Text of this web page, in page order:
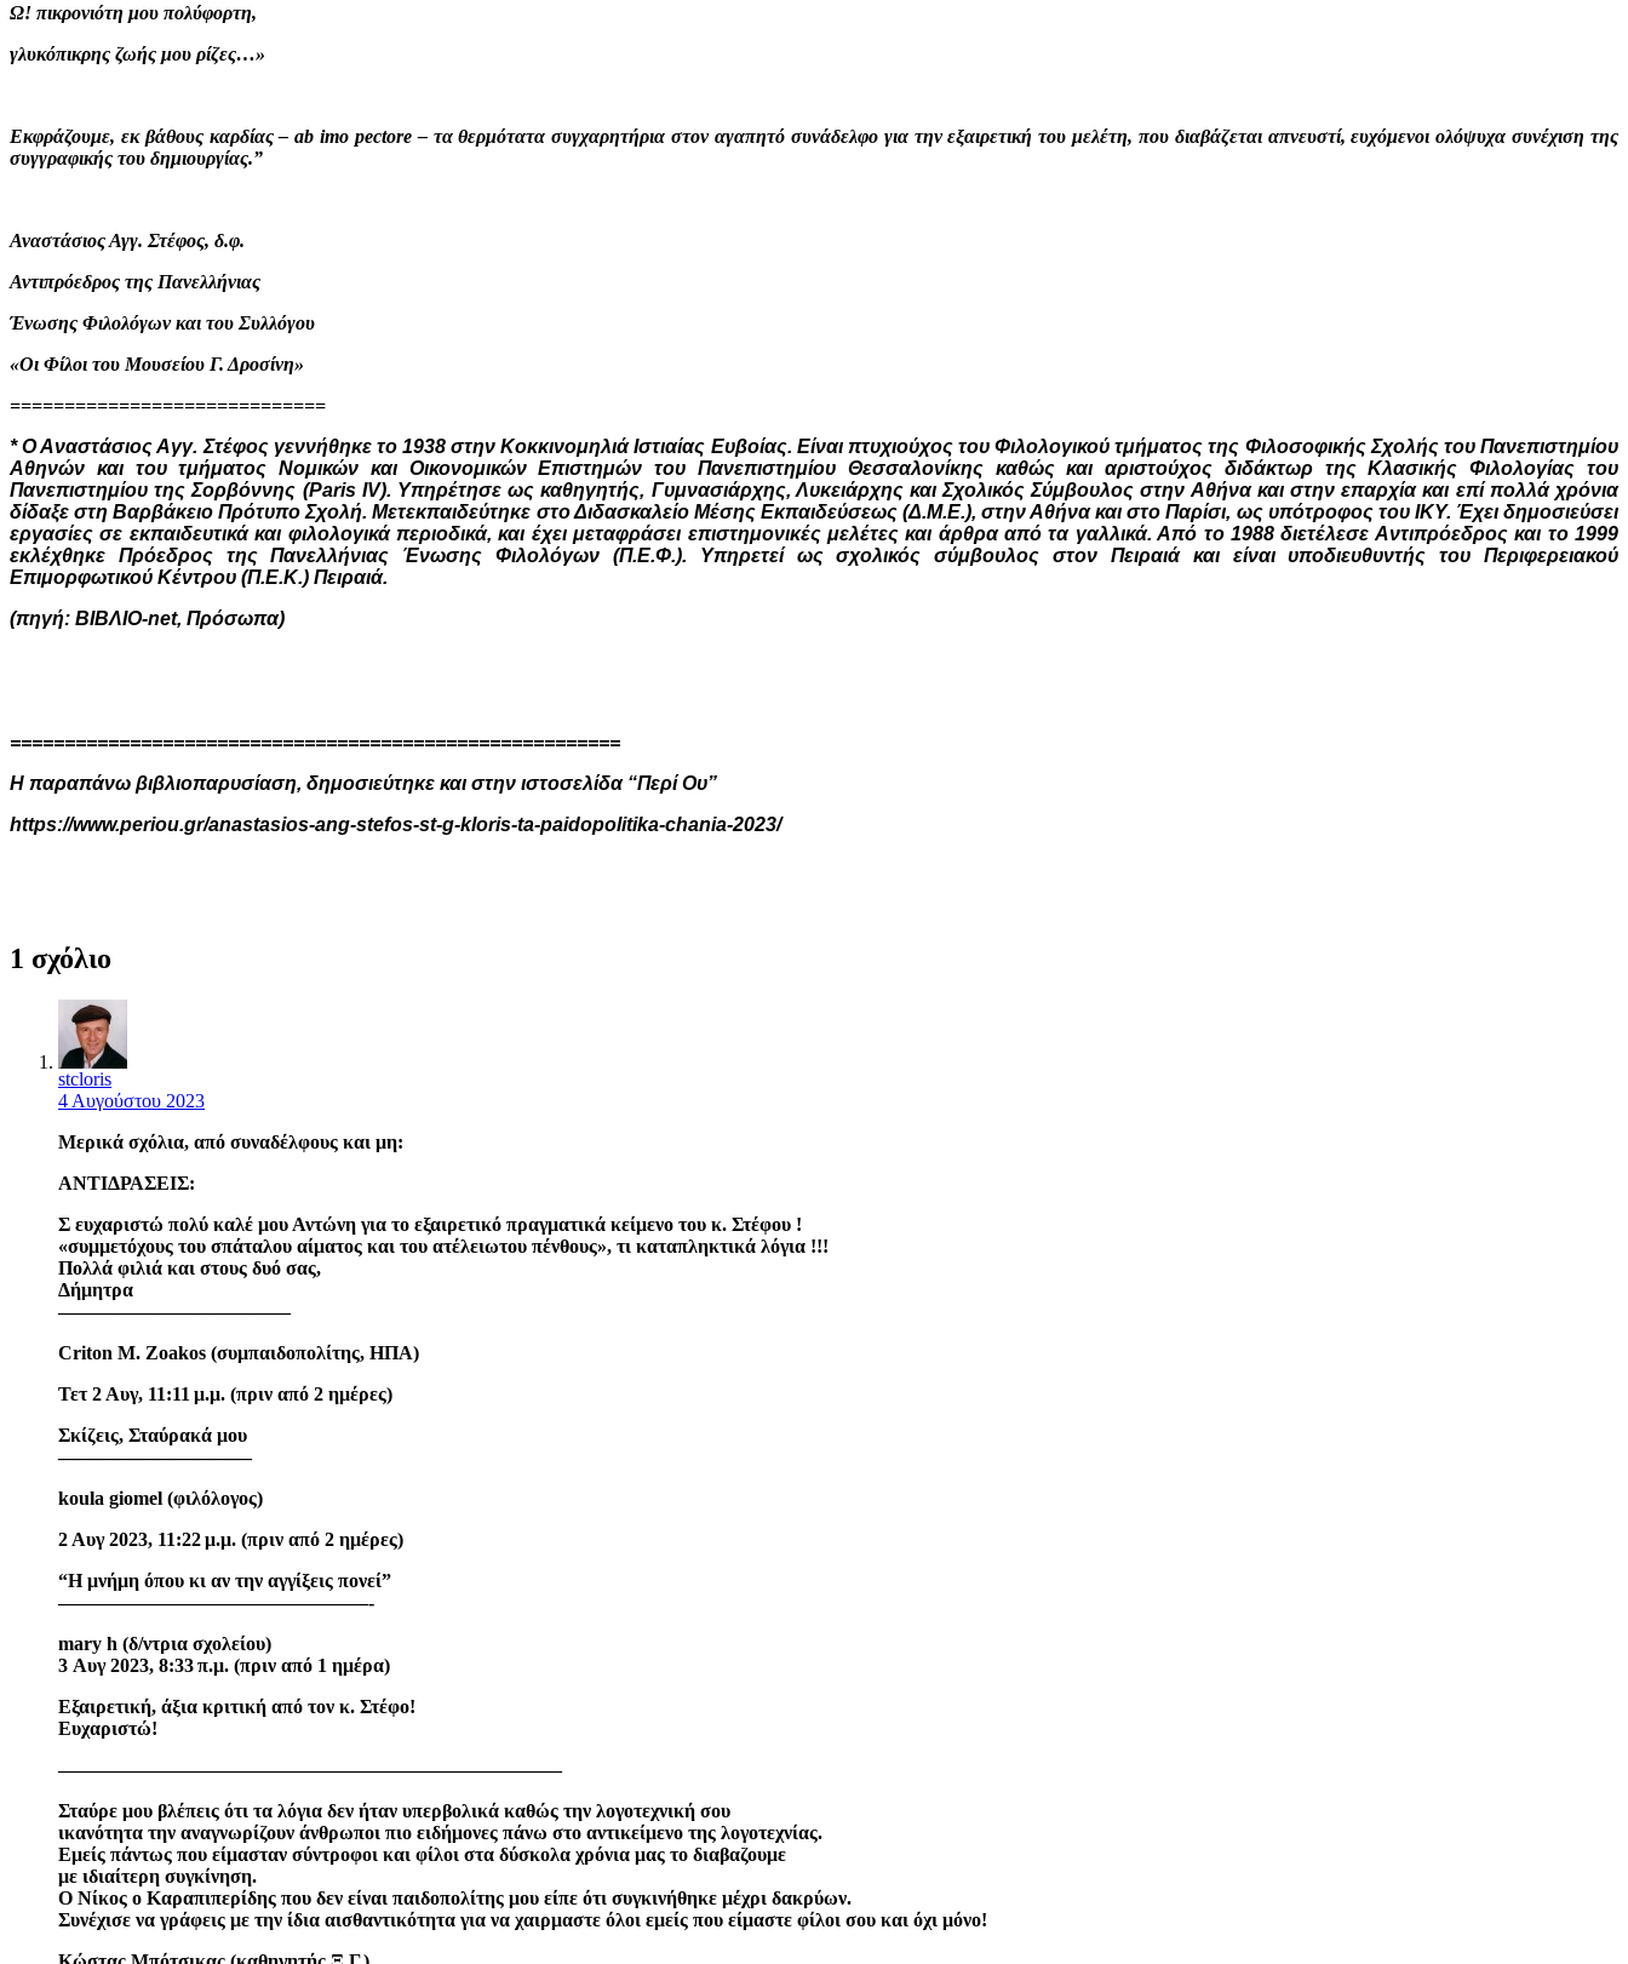
Ω! πικρονιότη μου πολύφορτη,
γλυκόπικρης ζωής μου ρίζες…»
Εκφράζουμε, εκ βάθους καρδίας – ab imo pectore – τα θερμότατα συγχαρητήρια στον αγαπητό συνάδελφο για την εξαιρετική του μελέτη, που διαβάζεται απνευστί, ευχόμενοι ολόψυχα συνέχιση της
συγγραφικής του δημιουργίας.”
Αναστάσιος Αγγ. Στέφος, δ.φ.
Αντιπρόεδρος της Πανελλήνιας
Ένωσης Φιλολόγων και του Συλλόγου
«Οι Φίλοι του Μουσείου Γ. Δροσίνη»
=============================
* Ο Αναστάσιος Αγγ. Στέφος γεννήθηκε το 1938 στην Κοκκινομηλιά Ιστιαίας Ευβοίας. Είναι πτυχιούχος του Φιλολογικού τμήματος της Φιλοσοφικής Σχολής του Πανεπιστημίου
Αθηνών και του τμήματος Νομικών και Οικονομικών Επιστημών του Πανεπιστημίου Θεσσαλονίκης καθώς και αριστούχος διδάκτωρ της Κλασικής Φιλολογίας του
Πανεπιστημίου της Σορβόννης (Paris IV). Υπηρέτησε ως καθηγητής, Γυμνασιάρχης, Λυκειάρχης και Σχολικός Σύμβουλος στην Αθήνα και στην επαρχία και επί πολλά χρόνια
δίδαξε στη Βαρβάκειο Πρότυπο Σχολή. Μετεκπαιδεύτηκε στο Διδασκαλείο Μέσης Εκπαιδεύσεως (Δ.Μ.Ε.), στην Αθήνα και στο Παρίσι, ως υπότροφος του ΙΚΥ. Έχει δημοσιεύσει
εργασίες σε εκπαιδευτικά και φιλολογικά περιοδικά, και έχει μεταφράσει επιστημονικές μελέτες και άρθρα από τα γαλλικά. Από το 1988 διετέλεσε Αντιπρόεδρος και το 1999
εκλέχθηκε Πρόεδρος της Πανελλήνιας Ένωσης Φιλολόγων (Π.Ε.Φ.). Υπηρετεί ως σχολικός σύμβουλος στον Πειραιά και είναι υποδιευθυντής του Περιφερειακού
Επιμορφωτικού Κέντρου (Π.Ε.Κ.) Πειραιά.
(πηγή: ΒΙΒΛΙΟ-net, Πρόσωπα)
========================================================
Η παραπάνω βιβλιοπαρυσίαση, δημοσιεύτηκε και στην ιστοσελίδα “Περί Ου”
https://www.periou.gr/anastasios-ang-stefos-st-g-kloris-ta-paidopolitika-chania-2023/
1 σχόλιο
stcloris
4 Αυγούστου 2023
Μερικά σχόλια, από συναδέλφους και μη:
ΑΝΤΙΔΡΑΣΕΙΣ:
Σ ευχαριστώ πολύ καλέ μου Αντώνη για το εξαιρετικό πραγματικά κείμενο του κ. Στέφου !
«συμμετόχους του σπάταλου αίματος και του ατέλειωτου πένθους», τι καταπληκτικά λόγια !!!
Πολλά φιλιά και στους δυό σας,
Δήμητρα
————————————
Criton M. Zoakos (συμπαιδοπολίτης, ΗΠΑ)
Τετ 2 Αυγ, 11:11 μ.μ. (πριν από 2 ημέρες)
Σκίζεις, Σταύρακά μου
——————————
koula giomel (φιλόλογος)
2 Αυγ 2023, 11:22 μ.μ. (πριν από 2 ημέρες)
“Η μνήμη όπου κι αν την αγγίξεις πονεί”
————————————————-
mary h (δ/ντρια σχολείου)
3 Αυγ 2023, 8:33 π.μ. (πριν από 1 ημέρα)
Εξαιρετική, άξια κριτική από τον κ. Στέφο!
Ευχαριστώ!
——————————————————————————
Σταύρε μου βλέπεις ότι τα λόγια δεν ήταν υπερβολικά καθώς την λογοτεχνική σου
ικανότητα την αναγνωρίζουν άνθρωποι πιο ειδήμονες πάνω στο αντικείμενο της λογοτεχνίας.
Εμείς πάντως που είμασταν σύντροφοι και φίλοι στα δύσκολα χρόνια μας το διαβαζουμε
με ιδιαίτερη συγκίνηση.
Ο Νίκος ο Καραπιπερίδης που δεν είναι παιδοπολίτης μου είπε ότι συγκινήθηκε μέχρι δακρύων.
Συνέχισε να γράφεις με την ίδια αισθαντικότητα για να χαιρμαστε όλοι εμείς που είμαστε φίλοι σου και όχι μόνο!